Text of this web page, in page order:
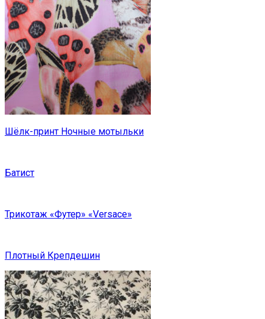
Шёлк-принт Ночные мотыльки
Батист
Трикотаж «Футер» «Versace»
Плотный Крепдешин